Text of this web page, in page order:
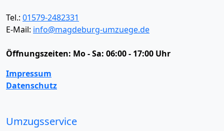
Tel.: 01579-2482331
E-Mail: info@magdeburg-umzuege.de
Öffnungszeiten: Mo - Sa: 06:00 - 17:00 Uhr
Impressum
Datenschutz
Umzugsservice